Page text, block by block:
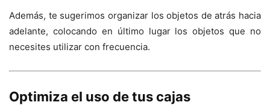
Además, te sugerimos organizar los objetos de atrás hacia
adelante, colocando en último lugar los objetos que no
necesites utilizar con frecuencia.
Optimiza el uso de tus cajas